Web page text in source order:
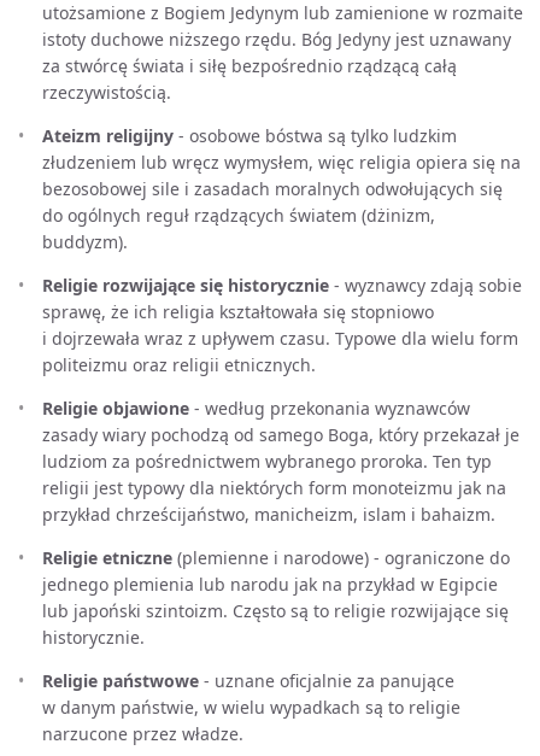
utożsamione z Bogiem Jedynym lub zamienione w rozmaite
istoty duchowe niższego rzędu. Bóg Jedyny jest uznawany
za stwórcę świata i siłę bezpośrednio rządzącą całą
rzeczywistością.
Ateizm religijny - osobowe bóstwa są tylko ludzkim
złudzeniem lub wręcz wymysłem, więc religia opiera się na
bezosobowej sile i zasadach moralnych odwołujących się
do ogólnych reguł rządzących światem (dżinizm,
buddyzm).
Religie rozwijające się historycznie - wyznawcy zdają sobie
sprawę, że ich religia kształtowała się stopniowo
i dojrzewała wraz z upływem czasu. Typowe dla wielu form
politeizmu oraz religii etnicznych.
Religie objawione - według przekonania wyznawców
zasady wiary pochodzą od samego Boga, który przekazał je
ludziom za pośrednictwem wybranego proroka. Ten typ
religii jest typowy dla niektórych form monoteizmu jak na
przykład chrześcijaństwo, manicheizm, islam i bahaizm.
Religie etniczne (plemienne i narodowe) - ograniczone do
jednego plemienia lub narodu jak na przykład w Egipcie
lub japoński szintoizm. Często są to religie rozwijające się
historycznie.
Religie państwowe - uznane oficjalnie za panujące
w danym państwie, w wielu wypadkach są to religie
narzucone przez władze.